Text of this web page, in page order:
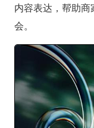
内容表达，帮助
会。